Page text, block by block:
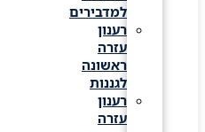
למדבירים
רענון
עזרה
ראשונה
לגננות
רענון
עזרה